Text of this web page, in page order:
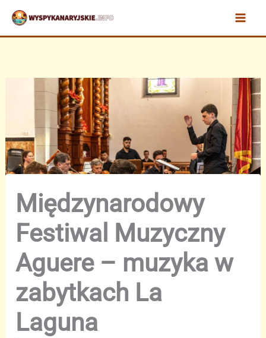
Przejdź
treści
Międzynarodowy
Festiwal Muzyczny
Aguere – muzyka w
zabytkach La
Laguna